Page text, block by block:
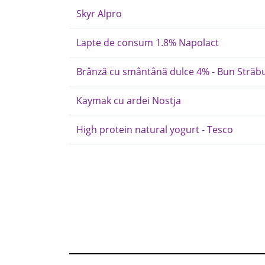
Skyr Alpro
Lapte de consum 1.8% Napolact
Brânză cu smântână dulce 4% - Bun
Kaymak cu ardei Nostja
High protein natural yogurt - Tesco